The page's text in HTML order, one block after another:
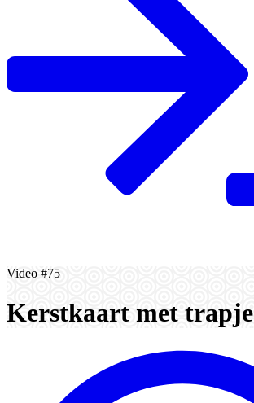
Video #75
Kerstkaart met trapje